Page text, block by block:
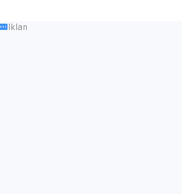
Iklan